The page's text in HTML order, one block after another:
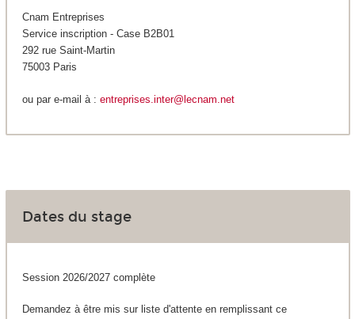
Cnam Entreprises
Service inscription - Case B2B01
292 rue Saint-Martin
75003 Paris
ou par e-mail à : entreprises.inter@lecnam.net
Dates du stage
Session 2026/2027 complète
Demandez à être mis sur liste d'attente en remplissant ce